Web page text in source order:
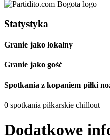
Statystyka
Granie jako lokalny
Granie jako gość
Spotkania z kopaniem piłki
0 spotkania piłkarskie chillout
Dodatkowe